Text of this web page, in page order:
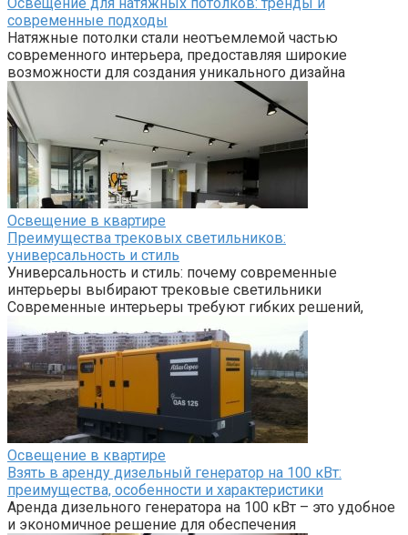
Освещение для натяжных потолков: тренды и
современные подходы
Натяжные потолки стали неотъемлемой частью
современного интерьера, предоставляя широкие
возможности для создания уникального дизайна
Освещение в квартире
Преимущества трековых светильников:
универсальность и стиль
Универсальность и стиль: почему современные
интерьеры выбирают трековые светильники
Современные интерьеры требуют гибких решений,
Освещение в квартире
Взять в аренду дизельный генератор на 100 кВт:
преимущества, особенности и характеристики
Аренда дизельного генератора на 100 кВт – это удобное
и экономичное решение для обеспечения